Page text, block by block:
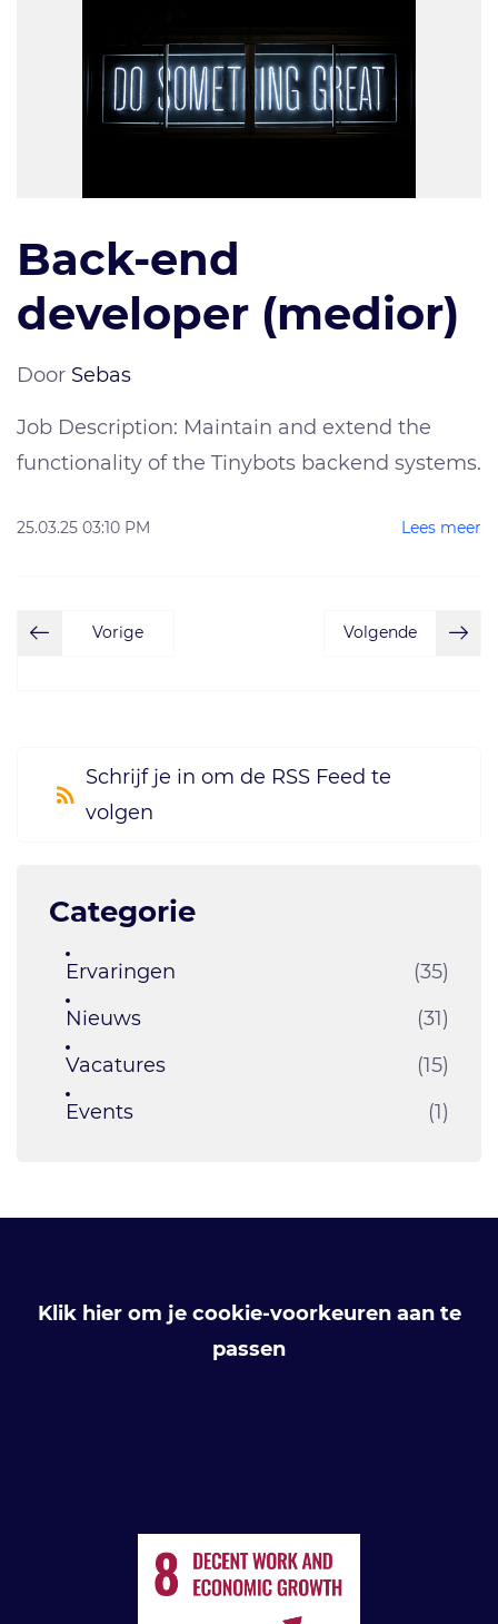
Back-end
developer (medior)
Door Sebas
Job Description: Maintain and extend the
functionality of the Tinybots backend systems.
25.03.25 03:10 PM Lees meer
Vorige Volgende
Schrijf je in om de RSS Feed te
volgen
Categorie
Ervaringen
(35)
Nieuws
(31)
Vacatures
(15)
Events
(1)
Klik hier om je cookie-voorkeuren aan te
passen